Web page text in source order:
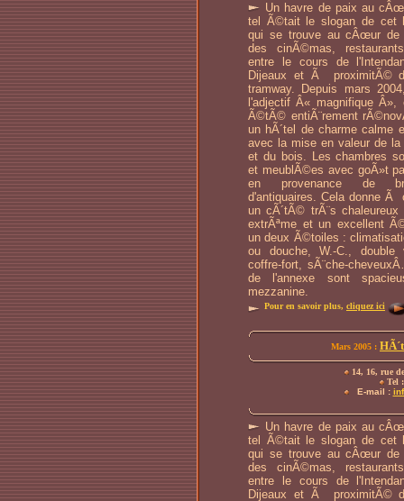
Un havre de paix au
tel Ã©tait le slogan de cet
qui se trouve au cÂœur de
des cinÃ©mas,
entre le cours de
Dijeaux et Ã proximitÃ©
tramway. Depuis mars
l'adjectif Â« magnifique
Ã©tÃ© entiÃ¨rement
un hÃ´tel de charme calme
avec la mise en valeur de la
et du bois. Les chambres
et meublÃ©es avec goÃ»t
en provenance de
d'antiquaires. Cela donne Ã
un cÃ´tÃ© trÃ¨s
extrÃªme et un excellent
un deux Ã©toiles :
ou douche, W.-C., double
coffre-fort, sÃ¨che-
de l'annexe sont
mezzanine.
Pour en savoir plus, cliquez ici
Mars 2005 :
14, 16, rue
Tel :
E-mail :
Un havre de paix au
tel Ã©tait le slogan de cet
qui se trouve au cÂœur de
des cinÃ©mas,
entre le cours de
Dijeaux et Ã proximitÃ©